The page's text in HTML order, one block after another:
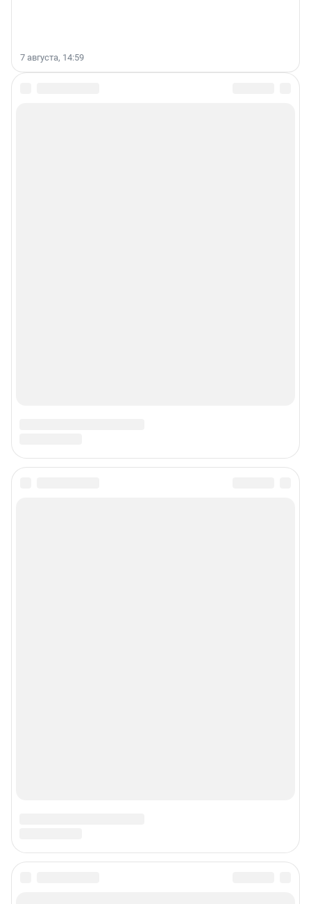
7 августа, 14:59